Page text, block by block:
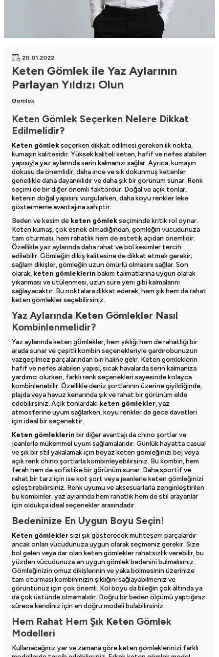
20.01.2022
Keten Gömlek ile Yaz Aylarının
Parlayan Yıldızı Olun
Gömlek
Keten Gömlek Seçerken Nelere Dikkat
Edilmelidir?
Keten gömlekseçerken dikkat edilmesi gereken ilk nokta,
kumaşın kalitesidir. Yüksek kaliteli keten, hafif ve nefes alabilen
yapısıyla yaz aylarında serin kalmanızı sağlar. Ayrıca, kumaşın
dokusu da önemlidir; daha ince ve sık dokunmuş ketenler
genellikle daha dayanıklıdır ve daha şık bir görünüm sunar. Renk
seçimi de bir diğer önemli faktördür. Doğal ve açık tonlar,
ketenin doğal yapısını vurgularken, daha koyu renkler leke
göstermeme avantajına sahiptir.
Beden ve kesim de keten gömlekseçiminde kritik rol oynar.
Keten kumaş, çok esnek olmadığından, gömleğin vücudunuza
tam oturması, hem rahatlık hem de estetik açıdan önemlidir.
Özellikle yaz aylarında daha rahat ve bol kesimler tercih
edilebilir. Gömleğin dikiş kalitesine de dikkat etmek gerekir;
sağlam dikişler, gömleğin uzun ömürlü olmasını sağlar. Son
olarak, keten gömleklerin bakım talimatlarına uygun olarak
yıkanması ve ütülenmesi, uzun süre yeni gibi kalmalarını
sağlayacaktır. Bu noktalara dikkat ederek, hem şık hem de rahat
keten gömlekler seçebilirsiniz.
Yaz Aylarında Keten Gömlekler Nasıl
Kombinlenmelidir?
Yaz aylarındaketen gömlekler, hem şıklığı hem de rahatlığı bir
arada sunar ve çeşitli kombin seçenekleriyle gardırobunuzun
vazgeçilmez parçalarından biri haline gelir. Keten gömleklerin
hafif ve nefes alabilen yapısı, sıcak havalarda serin kalmanıza
yardımcı olurken, farklı renk seçenekleri sayesinde kolayca
kombinlenebilir. Özellikle deniz şortlarının üzerine giyildiğinde,
plajda veya havuz kenarında şık ve rahat bir görünüm elde
edebilirsiniz. Açık tonlardaki keten gömlekler, yaz
atmosferine uyum sağlarken, koyu renkler de gece davetleri
için ideal bir seçenektir.
Keten gömleklerin bir diğer avantajı da chino şortlar ve
jeanlerle mükemmel uyum sağlamalarıdır. Günlük hayatta casual
ve şık bir stil yakalamak için beyaz keten gömleğinizi bej veya
açık renk chino şortlarla kombinleyebilirsiniz. Bu kombin, hem
ferah hem de sofistike bir görünüm sunar. Daha sportif ve
rahat bir tarz için ise kot şort veya jeanlerle keten gömleğinizi
eşleştirebilirsiniz. Renk uyumu ve aksesuarlarla zenginleştirilen
bu kombinler, yaz aylarında hem rahatlık hem de stil arayanlar
için oldukça ideal seçenekler arasındadır.
Bedeninize En Uygun Boyu Seçin!
Keten gömleklersizi şık gösterecek muhteşem parçalardır
ancak onları vücudunuza uygun olarak seçmeniz gerekir. Size
bol gelen veya dar olan keten gömlekler rahatsızlık verebilir, bu
yüzden vücudunuza en uygun gömlek bedenini bulmalısınız.
Gömleğinizin omuz dikişlerinin ve yaka bölmesinin üzerinize
tam oturması kombininizin şıklığını sağlayabilmeniz ve
görüntünüz için çok önemli. Kol boyu da bileğin çok altında ya
da çok üstünde olmamalıdır. Doğru bir beden ölçümü yaptığınız
sürece kendiniz için en doğru modeli bulabilirsiniz.
Hem Rahat Hem Şık Keten Gömlek
Modelleri
Kullanacağınız yer ve zamana göre keten gömleklerinizi farklı